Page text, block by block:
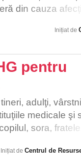
din cauza
mai importantă
lăsat la
Inițiat de
pentru
adulţi,
medicale şi
sora, fratele,
Inițiat de Centrul de